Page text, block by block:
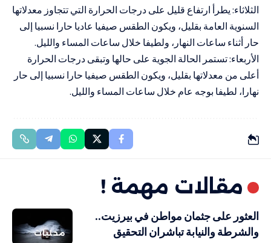
الثلاثاء: يطرأ ارتفاع قليل على درجات الحرارة التي تتجاوز معدلاتها
السنوية العامة بقليل، ويكون الطقس صيفيا عاديا حارا نسبيا إلى
حار أثناء ساعات النهار، ولطيفا خلال ساعات المساء والليل.
الأربعاء: تستمر الحالة الجوية على حالها وتبقى درجات الحرارة
أعلى من معدلاتها بقليل، ويكون الطقس صيفيا حارا نسبيا إلى حار
نهارا، لطيفا بوجه عام خلال ساعات المساء والليل.
مقالات مهمة !
محليات
العثور على جثمان مواطن في بيرزيت..
والشرطة والنيابة تباشران التحقيق